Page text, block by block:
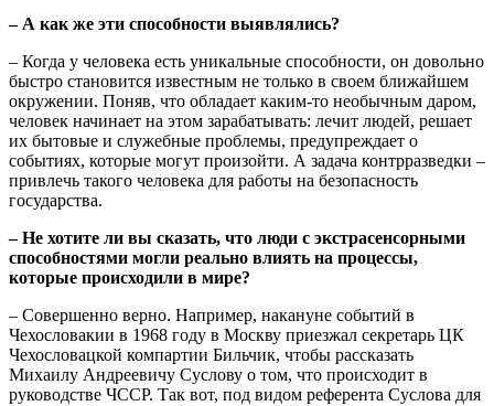
– А как же эти способности выявлялись?
– Когда у человека есть уникальные способности, он довольно
быстро становится известным не только в своем ближайшем
окружении. Поняв, что обладает каким-то необычным даром,
человек начинает на этом зарабатывать: лечит людей, решает
их бытовые и служебные проблемы, предупреждает о
событиях, которые могут произойти. А задача контрразведки –
привлечь такого человека для работы на безопасность
государства.
– Не хотите ли вы сказать, что люди с экстрасенсорными
способностями могли реально влиять на процессы,
которые происходили в мире?
– Совершенно верно. Например, накануне событий в
Чехословакии в 1968 году в Москву приезжал секретарь ЦК
Чехословацкой компартии Бильчик, чтобы рассказать
Михаилу Андреевичу Суслову о том, что происходит в
руководстве ЧССР. Так вот, под видом референта Суслова для